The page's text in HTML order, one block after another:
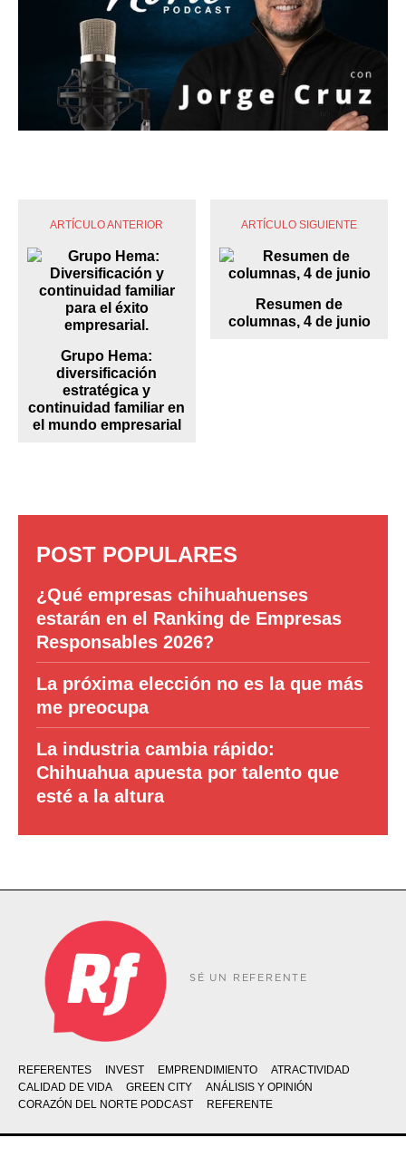
ARTÍCULO ANTERIOR
Grupo Hema:
diversificación
estratégica y
continuidad familiar en
el mundo empresarial
ARTÍCULO SIGUIENTE
Resumen de
columnas, 4 de junio
POST POPULARES
¿Qué empresas chihuahuenses
estarán en el Ranking de Empresas
Responsables 2026?
La próxima elección no es la que más
me preocupa
La industria cambia rápido:
Chihuahua apuesta por talento que
esté a la altura
SÉ UN REFERENTE
REFERENTES INVEST EMPRENDIMIENTO
ATRACTIVIDAD
CALIDAD DE VIDA
GREEN CITY
ANÁLISIS Y OPINIÓN
CORAZÓN DEL NORTE PODCAST
REFERENTE